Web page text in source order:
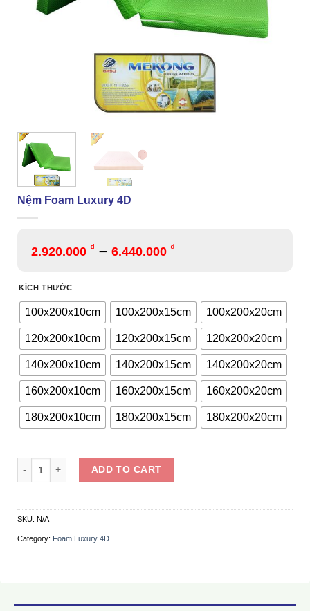
Nệm Foam Luxury 4D
2.920.000 ₫ – 6.440.000 ₫
KÍCH THƯỚC
100x200x10cm 100x200x15cm 100x200x20cm
120x200x10cm 120x200x15cm 120x200x20cm
140x200x10cm 140x200x15cm 140x200x20cm
160x200x10cm 160x200x15cm 160x200x20cm
180x200x10cm 180x200x15cm 180x200x20cm
Nệm Foam Luxury 4D quantity
ADD TO CART
SKU: N/A
Category: Foam Luxury 4D